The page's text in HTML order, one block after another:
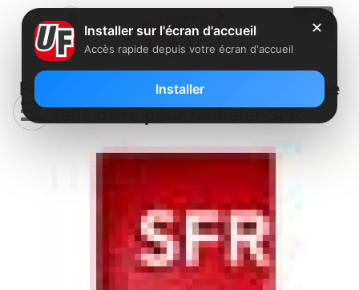
Free préparerait également une
nouvelle offre pour racheter SFR
✕
Installer sur l'écran d'accueil
Accès rapide depuis votre écran d'accueil
Installer